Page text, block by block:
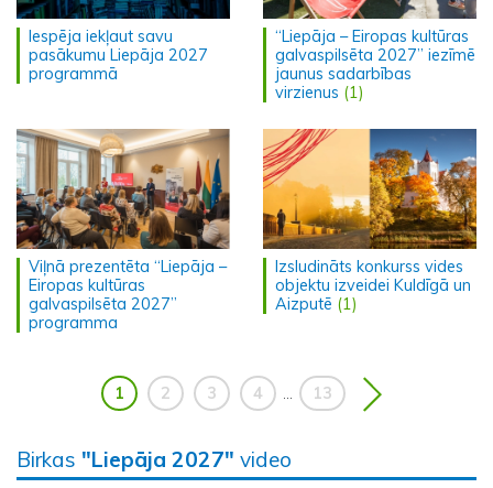
Iespēja iekļaut savu
pasākumu Liepāja 2027
programmā
“Liepāja – Eiropas kultūras
galvaspilsēta 2027” iezīmē
jaunus sadarbības
virzienus (1)
Viļnā prezentēta “Liepāja –
Eiropas kultūras
galvaspilsēta 2027”
programma
Izsludināts konkurss vides
objektu izveidei Kuldīgā un
Aizputē (1)
1 2 3 4 13
Birkas "Liepāja 2027" video